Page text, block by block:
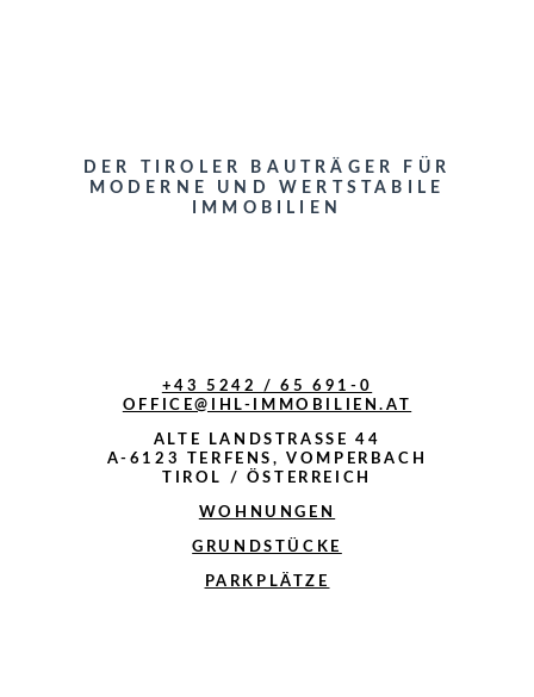
DER TIROLER BAUTRÄGER FÜR
MODERNE UND WERTSTABILE
IMMOBILIEN
+43 5242 / 65 691-0
OFFICE@IHL-IMMOBILIEN.AT
ALTE LANDSTRASSE 44
A-6123 TERFENS, VOMPERBACH
TIROL / ÖSTERREICH
WOHNUNGEN
GRUNDSTÜCKE
PARKPLÄTZE